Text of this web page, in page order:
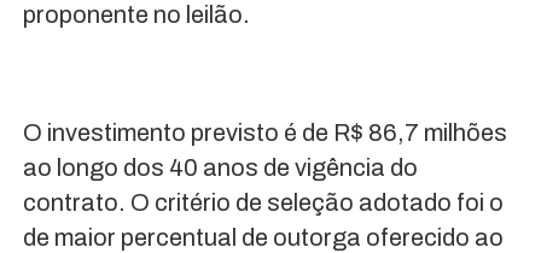
proponente no leilão.
O investimento previsto é de R$ 86,7 milhões
ao longo dos 40 anos de vigência do
contrato. O critério de seleção adotado foi o
de maior percentual de outorga oferecido ao